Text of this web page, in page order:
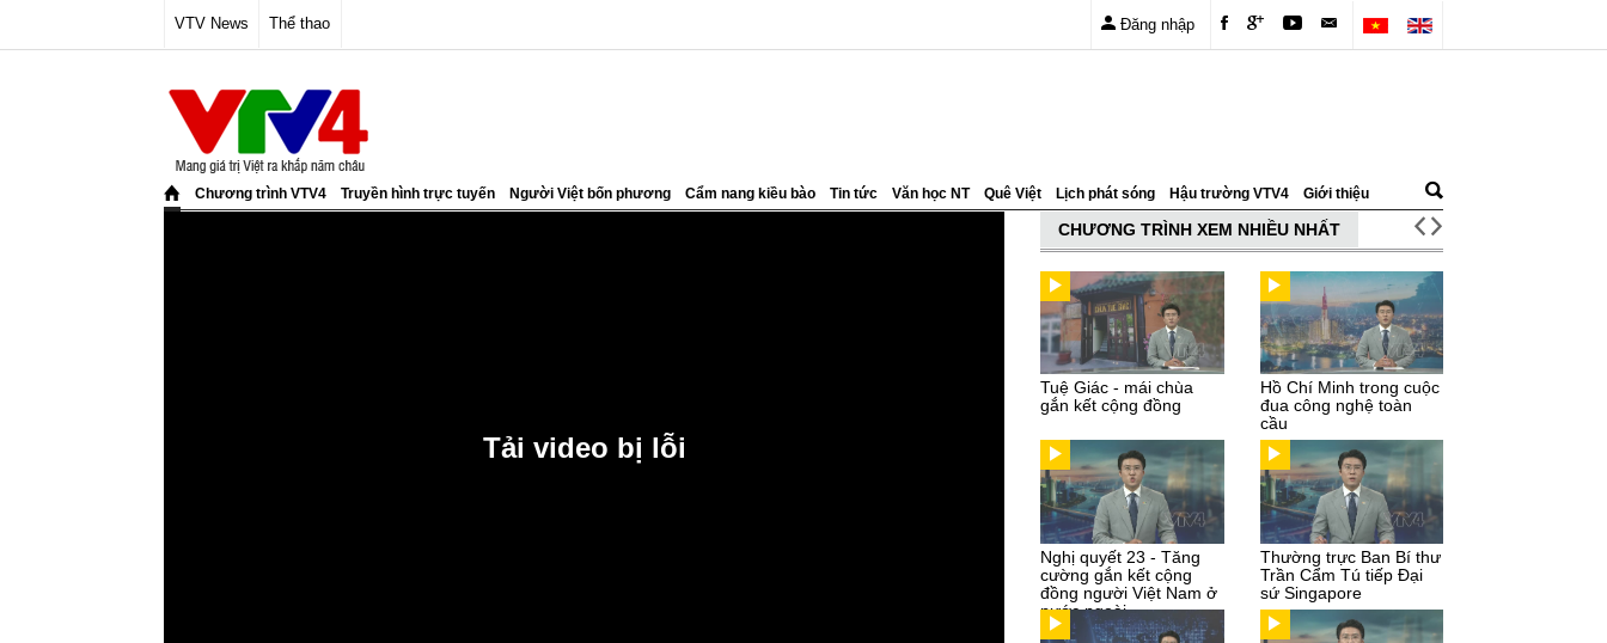
VTV News Thể thao Đăng nhập
Chương trình VTV4 Truyền hình trực tuyến Người Việt bốn phương Cẩm nang kiều bào Tin tức Văn học NT Quê Việt Lịch phát sóng Hậu trường VTV4 Giới thiệu
CHƯƠNG TRÌNH XEM NHIỀU NHẤT
Tuệ Giác - mái chùa
gắn kết cộng đồng
Hồ Chí Minh trong cuộc
đua công nghệ toàn
cầu
Nghị quyết 23 - Tăng
cường gắn kết cộng
đồng người Việt Nam ở
nước ngoài
Thường trực Ban Bí thư
Trần Cẩm Tú tiếp Đại
sứ Singapore